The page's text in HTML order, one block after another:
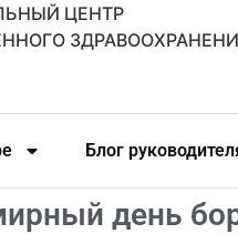
ЦЕНТР
Блог
день